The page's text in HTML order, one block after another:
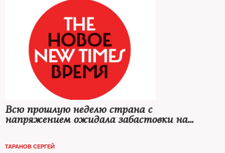
Всю прошлую неделю страна с
напряжением ожидала забастовки на
ТАРАНОВ СЕРГЕЙ